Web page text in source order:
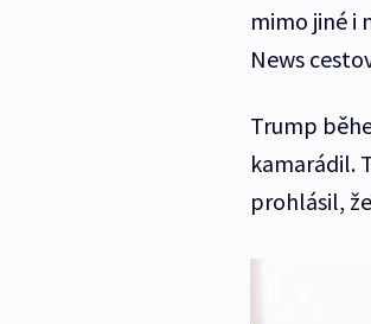
mimo jiné i
News
Trump
kamarádil.
prohlásil,